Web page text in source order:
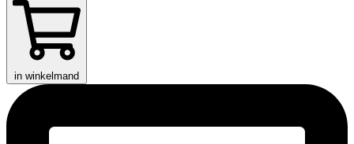
in winkelmand